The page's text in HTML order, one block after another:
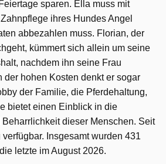
sparen. Ella muss mit
ihres Hundes Angel
abbezahlen muss. Florian, der
kümmert sich allein um seine
nachdem ihn seine Frau
der hohen Kosten denkt er sogar
der Familie, die Pferdehaltung,
bietet einen Einblick in die
dieser Menschen. Seit
Insgesamt wurden 431
letzte im August 2026.